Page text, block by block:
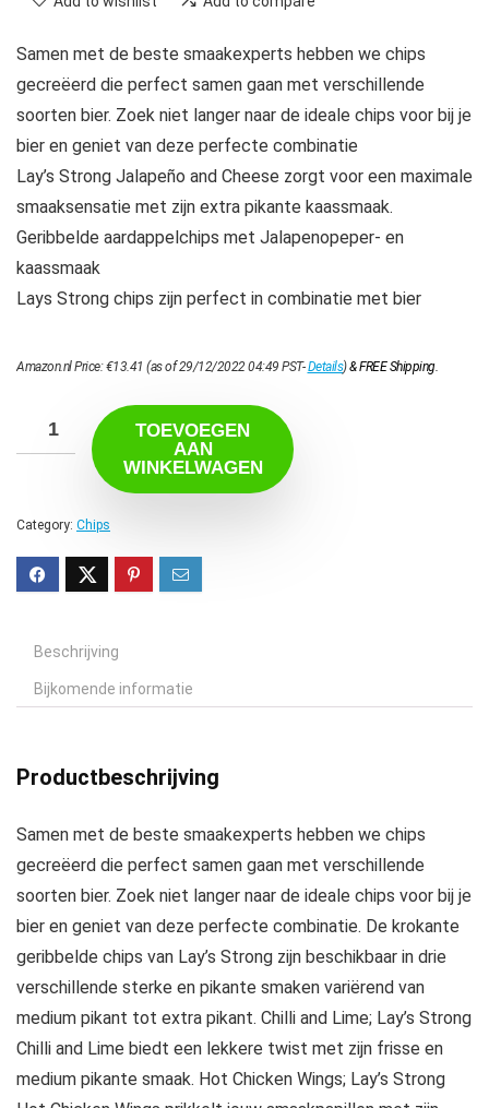
Samen met de beste smaakexperts hebben we chips
gecreëerd die perfect samen gaan met verschillende
soorten bier. Zoek niet langer naar de ideale chips voor bij je
bier en geniet van deze perfecte combinatie
Lay’s Strong Jalapeño and Cheese zorgt voor een maximale
smaaksensatie met zijn extra pikante kaassmaak.
Geribbelde aardappelchips met Jalapenopeper- en
kaassmaak
Lays Strong chips zijn perfect in combinatie met bier
Amazon.nl Price:€13.41 (as of 29/12/2022 04:49 PST-Details)&FREE Shipping.
TOEVOEGEN
AAN
WINKELWAGEN
Category: Chips
Beschrijving
Bijkomende informatie
Productbeschrijving
Samen met de beste smaakexperts hebben we chips
gecreëerd die perfect samen gaan met verschillende
soorten bier. Zoek niet langer naar de ideale chips voor bij je
bier en geniet van deze perfecte combinatie. De krokante
geribbelde chips van Lay’s Strong zijn beschikbaar in drie
verschillende sterke en pikante smaken variërend van
medium pikant tot extra pikant. Chilli and Lime; Lay’s Strong
Chilli and Lime biedt een lekkere twist met zijn frisse en
medium pikante smaak. Hot Chicken Wings; Lay’s Strong